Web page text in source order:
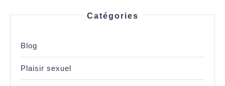
Catégories
Blog
Plaisir sexuel